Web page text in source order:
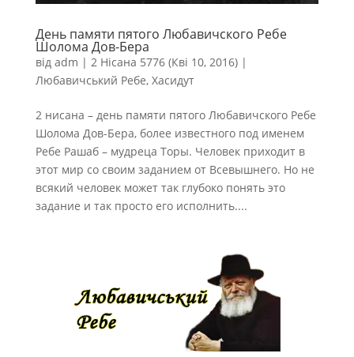
День памяти пятого Любавичского Ребе
Шолома Дов-Бера
від adm | 2 Нісана 5776 (Кві 10, 2016)|
Любавичський Ребе, Хасидут
2 нисана – день памяти пятого Любавичского Ребе
Шолома Дов-Бера, более известного под именем
Ребе Рашаб – мудреца Торы. Человек приходит в
этот мир со своим заданием от Всевышнего. Но не
всякий человек может так глубоко понять это
задание и так просто его исполнить....